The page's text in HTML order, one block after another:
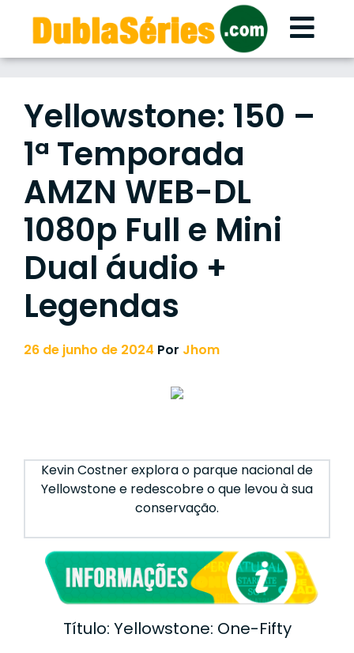
content
Yellowstone: 150 –
1ª Temporada
AMZN WEB-DL
1080p Full e Mini
Dual áudio +
Legendas
26 de junho de 2024 Por Jhom
Kevin Costner explora o parque nacional de
Yellowstone e redescobre o que levou à sua
conservação.
Título: Yellowstone: One-Fifty